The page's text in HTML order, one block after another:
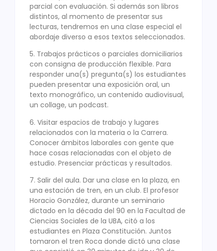
parcial con evaluación. Si además son libros
distintos, al momento de presentar sus
lecturas, tendremos en una clase especial el
abordaje diverso a esos textos seleccionados.
5. Trabajos prácticos o parciales domiciliarios
con consigna de producción flexible. Para
responder una(s) pregunta(s) los estudiantes
pueden presentar una exposición oral, un
texto monográfico, un contenido audiovisual,
un collage, un podcast.
6. Visitar espacios de trabajo y lugares
relacionados con la materia o la Carrera.
Conocer ámbitos laborales con gente que
hace cosas relacionadas con el objeto de
estudio. Presenciar prácticas y resultados.
7. Salir del aula. Dar una clase en la plaza, en
una estación de tren, en un club. El profesor
Horacio González, durante un seminario
dictado en la década del 90 en la Facultad de
Ciencias Sociales de la UBA, citó a los
estudiantes en Plaza Constitución. Juntos
tomaron el tren Roca donde dictó una clase